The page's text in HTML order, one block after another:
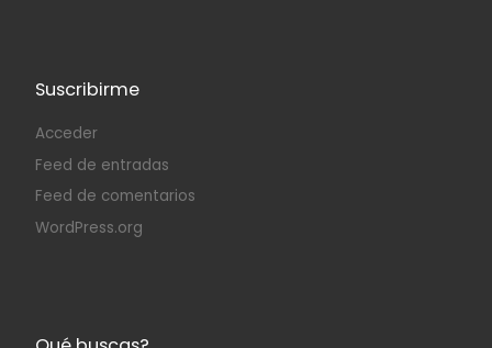
Suscribirme
Acceder
Feed de entradas
Feed de comentarios
WordPress.org